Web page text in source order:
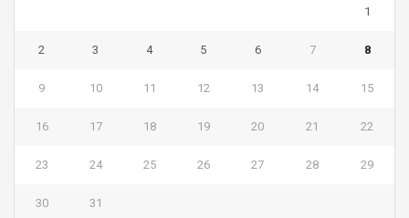
1
2 3 4 5 6 7 8
9 10 11 12 13 14 15
16 17 18 19 20 21 22
23 24 25 26 27 28 29
30 31